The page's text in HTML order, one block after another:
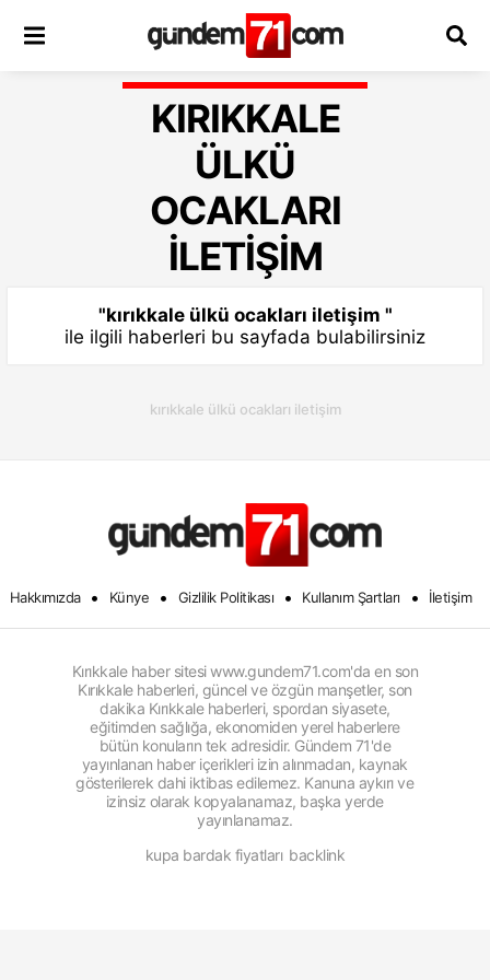
KIRIKKALE
ÜLKÜ
OCAKLARI
ILETIŞIM
"kırıkkale ülkü ocakları iletişim "
ile ilgili haberleri bu sayfada bulabilirsiniz
kırıkkale ülkü ocakları iletişim
Hakkımızda • Künye • Gizlilik Politikası • Kullanım Şartları • İletişim
Kırıkkale haber sitesi www.gundem71.com'da en son
Kırıkkale haberleri, güncel ve özgün manşetler, son
dakika Kırıkkale haberleri, spordan siyasete,
eğitimden sağlığa, ekonomiden yerel haberlere
bütün konuların tek adresidir. Gündem 71'de
yayınlanan haber içerikleri izin alınmadan, kaynak
gösterilerek dahi iktibas edilemez. Kanuna aykırı ve
izinsiz olarak kopyalanamaz, başka yerde
yayınlanamaz.
kupa bardak fiyatları backlink